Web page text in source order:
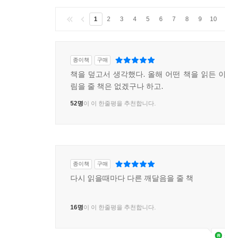
1 2 3 4 5 6 7 8 9 10
종이책 구매
책을 덮고서 생각했다. 올해 어떤 책을 읽든
림을 줄 책은 없겠구나 하고.
52명이 이 한줄평을 추천합니다.
종이책 구매
다시 읽을때마다 다른 깨달음을 줄 책
16명이 이 한줄평을 추천합니다.